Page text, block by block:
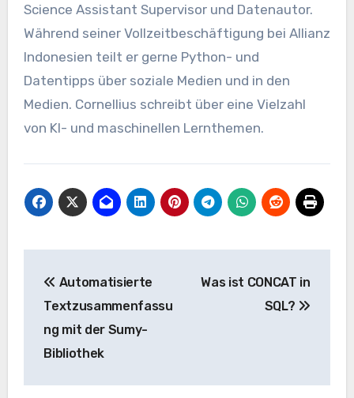
Science Assistant Supervisor und Datenautor.
Während seiner Vollzeitbeschäftigung bei Allianz
Indonesien teilt er gerne Python- und
Datentipps über soziale Medien und in den
Medien. Cornellius schreibt über eine Vielzahl
von KI- und maschinellen Lernthemen.
Navigation
Automatisierte
Textzusammenfassu
ng mit der Sumy-
Bibliothek
Was ist CONCAT in
SQL?